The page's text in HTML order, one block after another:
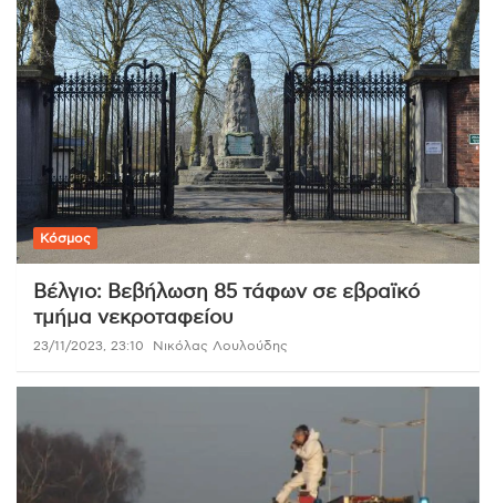
Κόσμος
Βέλγιο: Βεβήλωση 85 τάφων σε εβραϊκό
τμήμα νεκροταφείου
23/11/2023, 23:10 Νικόλας Λουλούδης